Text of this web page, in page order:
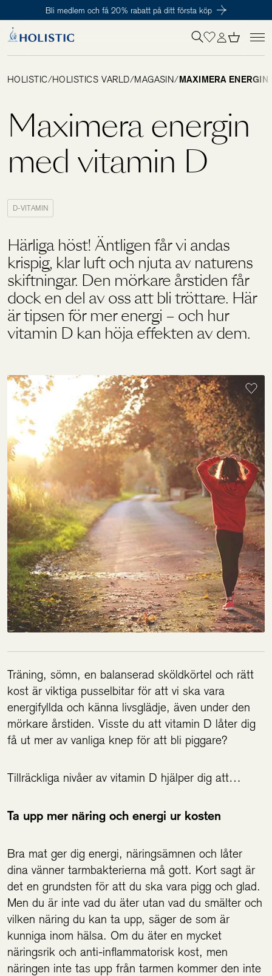
Bli medlem och få 20% rabatt på ditt första köp
Hälsotester
Holistics värld
För återförsäljare
Tillagd i varukorgen Till kassan
För att påbörja en prenumeration hos oss så behöver du vara medlem i
Holistic Club. Det är helt kostnadsfritt.
HOLISTIC/HOLISTICS VÄRLD/MAGASIN/MAXIMERA
Maximera energin
med vitamin D
D-VITAMIN
Härliga höst! Äntligen får vi andas
krispig, klar luft och njuta av naturens
skiftningar. Den mörkare årstiden får
dock en del av oss att bli tröttare. Här
är tipsen för mer energi – och hur
vitamin D kan höja effekten av dem.
Träning, sömn, en balanserad sköldkörtel och rätt
kost är viktiga pusselbitar för att vi ska vara
energifyllda och känna livsglädje, även under den
mörkare årstiden. Visste du att vitamin D låter dig
få ut mer av vanliga knep för att bli piggare?
Tillräckliga nivåer av vitamin D hjälper dig att…
Ta upp mer näring och energi ur kosten
Bra mat ger dig energi, näringsämnen och låter
dina vänner tarmbakterierna må gott. Kort sagt är
det en grundsten för att du ska vara pigg och glad.
Men du är inte vad du äter utan vad du smälter och
vilken näring du kan ta upp, säger de som är
kunniga inom hälsa. Om du äter en mycket
näringsrik och anti-inflammatorisk kost, men
näringen inte tas upp från tarmen kommer den inte